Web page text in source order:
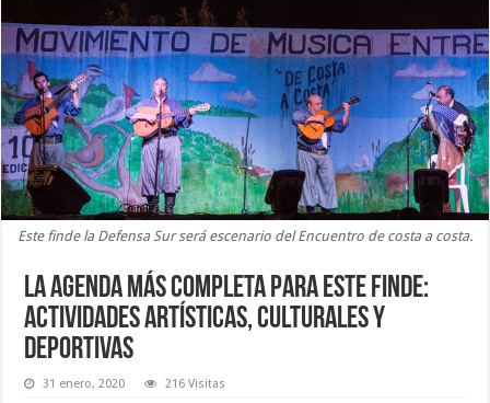
Este finde la Defensa Sur será escenario del Encuentro de costa a costa.
La agenda más completa para este finde:
actividades artísticas, culturales y
deportivas
31 enero, 2020 216 Visitas